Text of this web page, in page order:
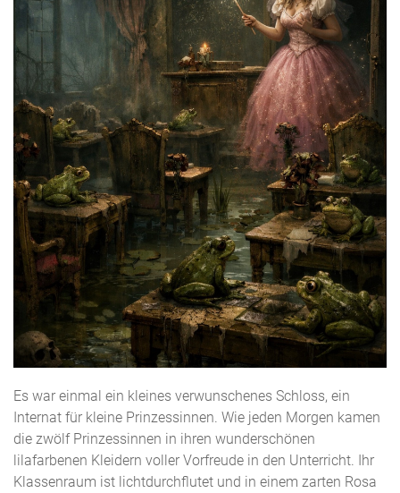
Es war einmal ein kleines verwunschenes Schloss, ein
Internat für kleine Prinzessinnen. Wie jeden Morgen kamen
die zwölf Prinzessinnen in ihren wunderschönen
lilafarbenen Kleidern voller Vorfreude in den Unterricht. Ihr
Klassenraum ist lichtdurchflutet und in einem zarten Rosa